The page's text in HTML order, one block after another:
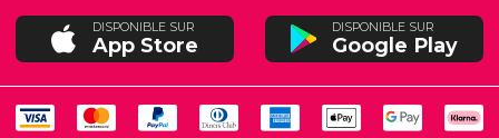
DISPONIBLE SUR
App Store
DISPONIBLE SUR
Google Play